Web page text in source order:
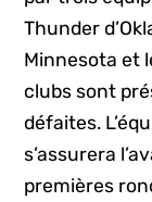
Thunder
Minnesota et
clubs sont
défaites.
s’assurera
premières